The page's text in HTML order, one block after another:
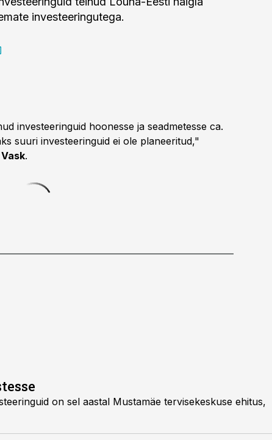
investeeringutega.
investeeringuid hoonesse ja seadmetesse ca.
suuri investeeringuid ei ole planeeritud,"
.
on sel aastal Mustamäe tervisekeskuse ehitus,